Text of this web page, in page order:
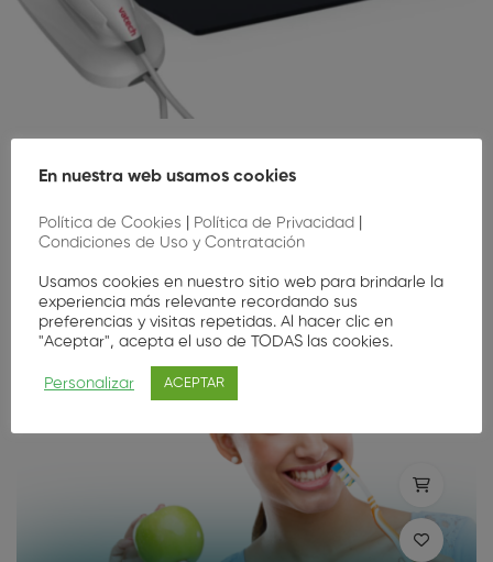
10,00€
En nuestra web usamos cookies
Política de Cookies Política de Privacidad
Condiciones de Uso y Contratación
Usamos cookies en nuestro sitio web para brindarle la
experiencia más relevante recordando sus
preferencias y visitas repetidas. Al hacer clic en
"Aceptar", acepta el uso de TODAS las cookies.
Personalizar ACEPTAR